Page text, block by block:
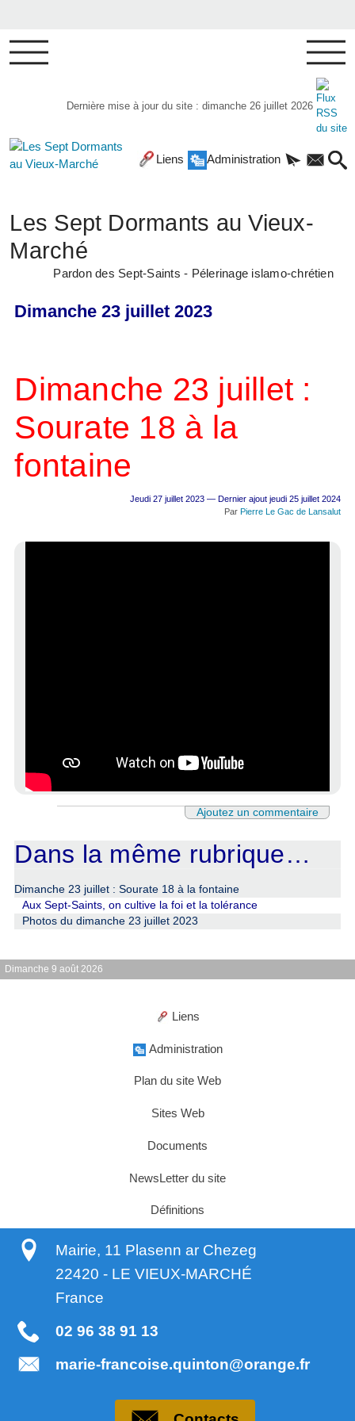
Dernière mise à jour du site : dimanche 26 juillet 2026
Liens Administration
Les Sept Dormants au Vieux-
Marché
Pardon des Sept-Saints - Pélerinage islamo-chrétien
Dimanche 23 juillet 2023
Dimanche 23 juillet :
Sourate 18 à la
fontaine
Jeudi 27 juillet 2023 — Dernier ajout jeudi 25 juillet 2024
Par Pierre Le Gac de Lansalut
Ajoutez un commentaire
Dans la même rubrique…
Dimanche 23 juillet : Sourate 18 à la fontaine
Aux Sept-Saints, on cultive la foi et la tolérance
Photos du dimanche 23 juillet 2023
Dimanche 9 août 2026
Liens
Administration
Plan du site Web
Sites Web
Documents
NewsLetter du site
Définitions
Mairie, 11 Plasenn ar Chezeg
22420 - LE VIEUX-MARCHÉ
France
02 96 38 91 13
marie-francoise.quinton@orange.fr